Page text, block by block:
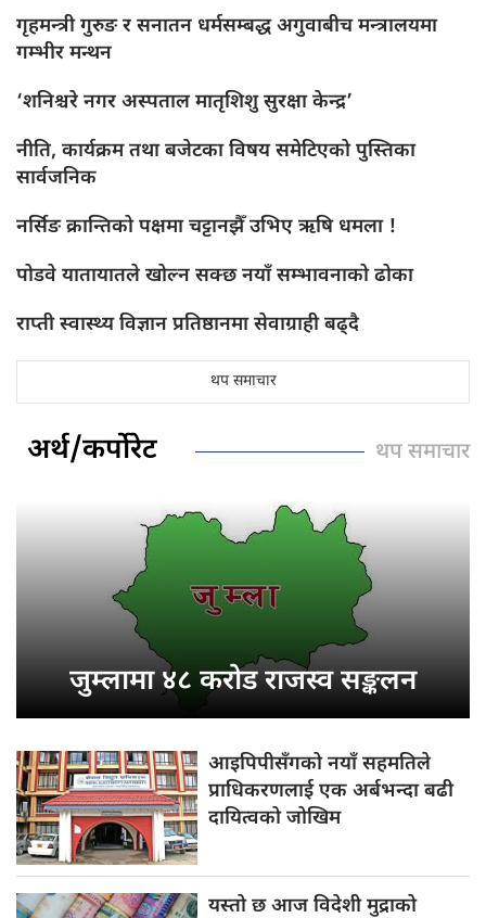
गृहमन्त्री गुरुङ र सनातन धर्मसम्बद्ध अगुवाबीच मन्त्रालयमा
गम्भीर मन्थन
‘शनिश्चरे नगर अस्पताल मातृशिशु सुरक्षा केन्द्र’
नीति, कार्यक्रम तथा बजेटका विषय समेटिएको पुस्तिका
सार्वजनिक
नर्सिङ क्रान्तिको पक्षमा चट्टानझैँ उभिए ऋषि धमला !
पोडवे यातायातले खोल्न सक्छ नयाँ सम्भावनाको ढोका
राप्ती स्वास्थ्य विज्ञान प्रतिष्ठानमा सेवाग्राही बढ्दै
थप समाचार
अर्थ/कर्पोरेट थप समाचार
जुम्लामा ४८ करोड राजस्व सङ्कलन
आइपिपीसँगको नयाँसहमतिले
प्राधिकरणलाई एक अर्बभन्दा बढी
दायित्वको जोखिम
यस्तो छआज विदेशी मुद्राको